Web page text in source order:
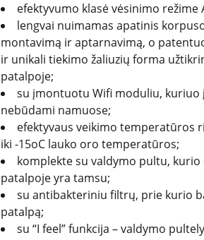
efektyvumo klasė vėsinimo režime
lengvai nuimamas apatinis
montavimą ir aptarnavimą, o
ir unikali tiekimo žaliuzių forma
patalpoje;
su įmontuotu Wifi moduliu, kuriuo
nebūdami namuose;
efektyvaus veikimo temperatūros
iki -15oC lauko oro temperatūros;
komplekte su valdymo pultu, kurio
patalpoje yra tamsu;
su antibakteriniu filtrų, prie kurio
patalpą;
su “I feel” funkcija – valdymo